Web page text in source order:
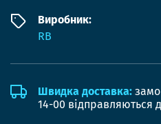
Виробник:
RB
Швидка доставка:
14-00 відправляються